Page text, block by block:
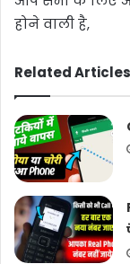
होने वाली है,
Related Articles